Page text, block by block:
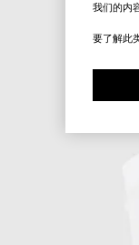
我们的内
要了解此